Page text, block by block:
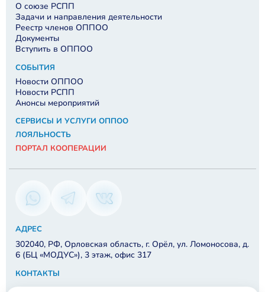
О союзе РСПП
Задачи и направления деятельности
Реестр членов ОППОО
Документы
Вступить в ОППОО
СОБЫТИЯ
Новости ОППОО
Новости РСПП
Анонсы мероприятий
СЕРВИСЫ И УСЛУГИ ОППОО
ЛОЯЛЬНОСТЬ
ПОРТАЛ КООПЕРАЦИИ
АДРЕС
302040, РФ, Орловская область, г. Орёл, ул. Ломоносова, д.
6 (БЦ «МОДУС»), 3 этаж, офис 317
КОНТАКТЫ